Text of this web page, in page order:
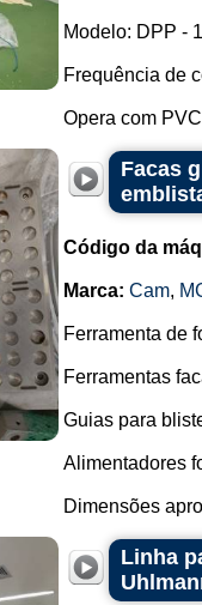
Modelo: DPP -
Frequência de
Opera com
Facas
Código da
Marca: Cam,
Ferramenta de
Ferramentas
Guias para
Alimentadores
Dimensões
Linha